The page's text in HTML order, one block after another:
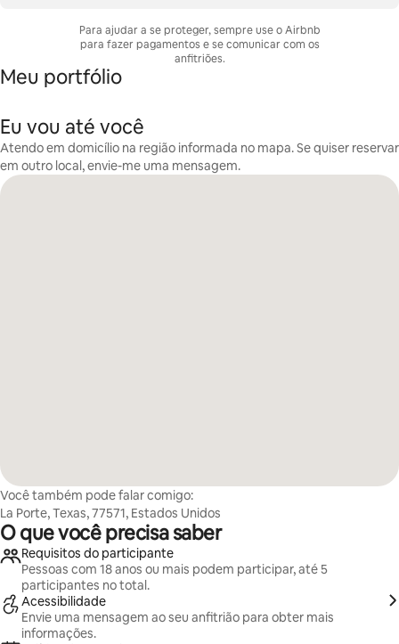
Para ajudar a se proteger, sempre use o Airbnb
para fazer pagamentos e se comunicar com os
anfitriões.
Meu portfólio
Eu vou até você
Atendo em domicílio na região informada no mapa. Se quiser reservar
em outro local, envie-me uma mensagem.
Você também pode falar comigo:
La Porte, Texas, 77571, Estados Unidos
O que você precisa saber
Requisitos do participante
Pessoas com 18 anos ou mais podem participar, até 5
participantes no total.
Acessibilidade
Envie uma mensagem ao seu anfitrião para obter mais
informações.